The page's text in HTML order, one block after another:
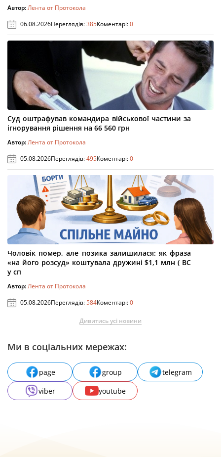
Автор:Лента от Протокола
06.08.2026Переглядів:385Коментарі:0
Суд оштрафував командира військової частини за
ігнорування рішення на 66 560 грн
Автор:Лента от Протокола
05.08.2026Переглядів:495Коментарі:0
Чоловік помер, але позика залишилася: як фраза
«на його розсуд» коштувала дружині $1,1 млн ( ВС
у сп
Автор:Лента от Протокола
05.08.2026Переглядів:584Коментарі:0
Дивитись усі новини
Ми в соціальних мережах:
page group
telegram
viber
youtube